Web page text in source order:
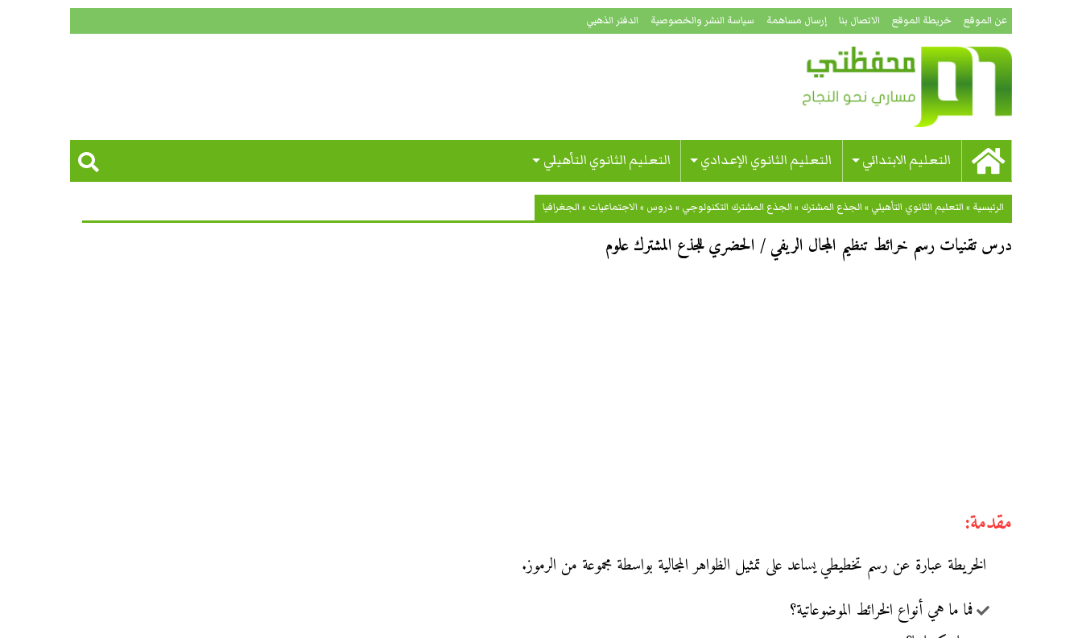
عن الموقع خريطة الموقع الاتصال بنا إرسال مساهمة سياسة النشر والخصوصية الدفتر الذهبي
التعليم الابتدائي التعليم الثانوي الإعدادي التعليم الثانوي التأهيلي
الرئيسية »التعليم الثانوي التأهيلي »الجذع المشترك »الجذع المشترك التكنولوجي » دروس »الاجتماعيات »الجغرافيا
درس تقنيات رسم خرائط تنظيم المجال الريفي / الحضري للجذع المشترك علوم
مقدمة:
الخريطة عبارة عن رسم تخطيطي يساعد على تمثيل الظواهر المجالية بواسطة مجموعة من الرموز.
فما ما هي أنواع الخرائط الموضوعاتية؟